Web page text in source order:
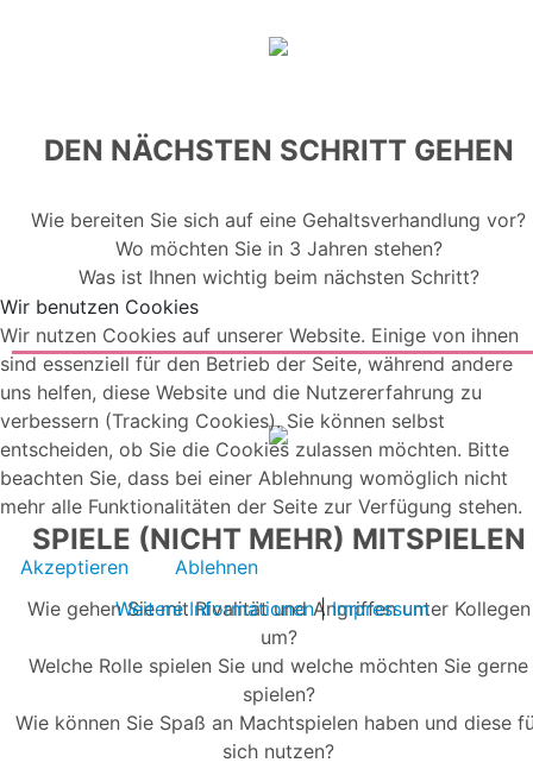
DEN NÄCHSTEN SCHRITT GEHEN
Wie bereiten Sie sich auf eine Gehaltsverhandlung vor?
Wo möchten Sie in 3 Jahren stehen?
Was ist Ihnen wichtig beim nächsten Schritt?
SPIELE (NICHT MEHR) MITSPIELEN
Wie gehen Sie mit Rivalität und Angriffen unter Kollegen
um?
Welche Rolle spielen Sie und welche möchten Sie gerne
spielen?
Wie können Sie Spaß an Machtspielen haben und diese
sich nutzen?
Wir benutzen Cookies
Wir nutzen Cookies auf unserer Website. Einige von ihnen
sind essenziell für den Betrieb der Seite, während andere
uns helfen, diese Website und die Nutzererfahrung zu
verbessern (Tracking Cookies). Sie können selbst
entscheiden, ob Sie die Cookies zulassen möchten. Bitte
beachten Sie, dass bei einer Ablehnung womöglich nicht
mehr alle Funktionalitäten der Seite zur Verfügung stehen.
Akzeptieren
Ablehnen
Weitere Informationen|Impressum